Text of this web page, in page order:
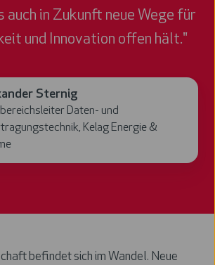
auch in Zukunft neue Wege für
und Innovation offen hält."
Sternig
Daten- und
Kelag Energie &
befindet sich im Wandel. Neue